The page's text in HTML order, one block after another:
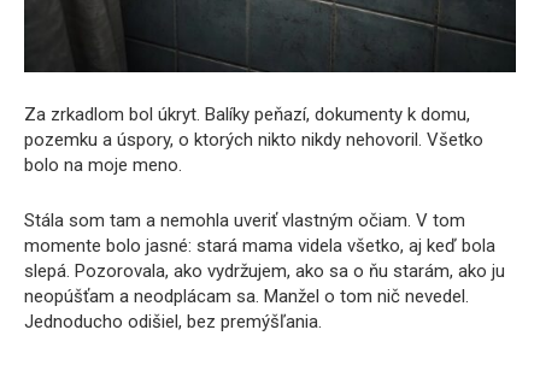
Za zrkadlom bol úkryt. Balíky peňazí, dokumenty k domu,
pozemku a úspory, o ktorých nikto nikdy nehovoril. Všetko
bolo na moje meno.
Stála som tam a nemohla uveriť vlastným očiam. V tom
momente bolo jasné: stará mama videla všetko, aj keď bola
slepá. Pozorovala, ako vydržujem, ako sa o ňu starám, ako ju
neopúšťam a neodplácam sa. Manžel o tom nič nevedel.
Jednoducho odišiel, bez premýšľania.